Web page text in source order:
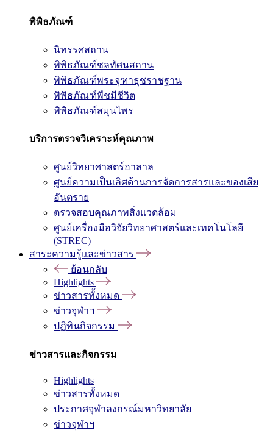
พิพิธภัณฑ์
นิทรรศสถาน
พิพิธภัณฑ์ชลทัศนสถาน
พิพิธภัณฑ์พระจุฑาธุชราชฐาน
พิพิธภัณฑ์พืชมีชีวิต
พิพิธภัณฑ์สมุนไพร
บริการตรวจวิเคราะห์คุณภาพ
ศูนย์วิทยาศาสตร์ฮาลาล
ศูนย์ความเป็นเลิศด้านการจัดการสารและของเสีย
อันตราย
ตรวจสอบคุณภาพสิ่งแวดล้อม
ศูนย์เครื่องมือวิจัยวิทยาศาสตร์และเทคโนโลยี
(STREC)
สาระความรู้และข่าวสาร
ย้อนกลับ
Highlights
ข่าวสารทั้งหมด
ข่าวจุฬาฯ
ปฏิทินกิจกรรม
ข่าวสารและกิจกรรม
Highlights
ข่าวสารทั้งหมด
ประกาศจุฬาลงกรณ์มหาวิทยาลัย
ข่าวจุฬาฯ